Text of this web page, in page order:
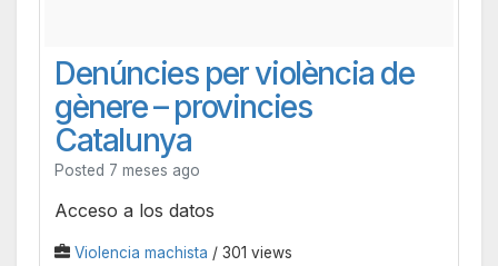
Denúncies per violència de
gènere – provincies
Catalunya
Posted 7 meses ago
Acceso a los datos
Violencia machista / 301 views